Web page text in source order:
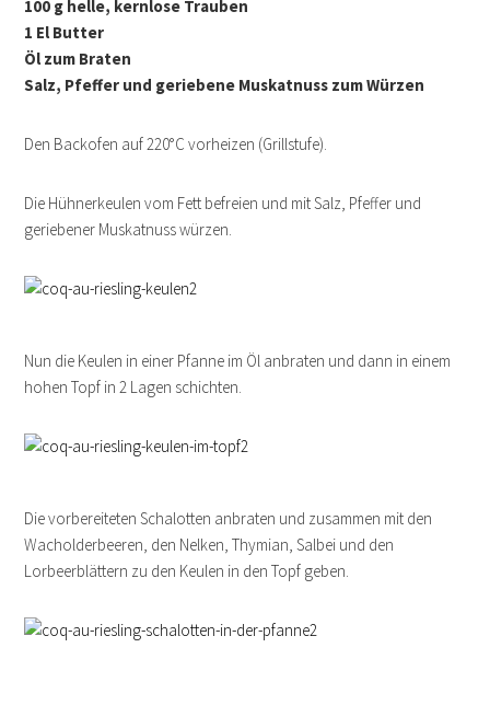
100 g helle, kernlose Trauben
1 El Butter
Öl zum Braten
Salz, Pfeffer und geriebene Muskatnuss zum Würzen
Den Backofen auf 220°C vorheizen (Grillstufe).
Die Hühnerkeulen vom Fett befreien und mit Salz, Pfeffer und
geriebener Muskatnuss würzen.
Nun die Keulen in einer Pfanne im Öl anbraten und dann in einem
hohen Topf in 2 Lagen schichten.
Die vorbereiteten Schalotten anbraten und zusammen mit den
Wacholderbeeren, den Nelken, Thymian, Salbei und den
Lorbeerblättern zu den Keulen in den Topf geben.